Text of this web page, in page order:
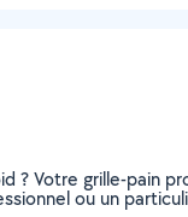
? Votre grille-pain
ou un